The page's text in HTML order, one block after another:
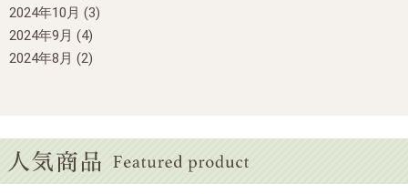
2024年10月 (3)
2024年9月 (4)
2024年8月 (2)